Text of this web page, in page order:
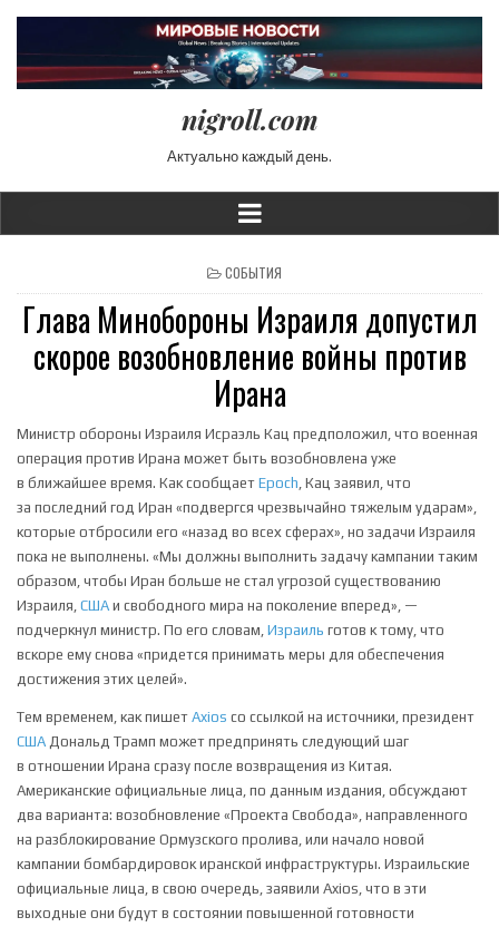
nigroll.com
Актуально каждый день.
POSTED IN
СОБЫТИЯ
Глава Минобороны Израиля допустил
скорое возобновление войны против
Ирана
Министр обороны Израиля Исраэль Кац предположил, что военная
операция против Ирана может быть возобновлена уже
в ближайшее время. Как сообщает Epoch, Кац заявил, что
за последний год Иран «подвергся чрезвычайно тяжелым ударам»,
которые отбросили его «назад во всех сферах», но задачи Израиля
пока не выполнены. «Мы должны выполнить задачу кампании таким
образом, чтобы Иран больше не стал угрозой существованию
Израиля, США и свободного мира на поколение вперед», —
подчеркнул министр. По его словам, Израиль готов к тому, что
вскоре ему снова «придется принимать меры для обеспечения
достижения этих целей».
Тем временем, как пишет Axios со ссылкой на источники, президент
США Дональд Трамп может предпринять следующий шаг
в отношении Ирана сразу после возвращения из Китая.
Американские официальные лица, по данным издания, обсуждают
два варианта: возобновление «Проекта Свобода», направленного
на разблокирование Ормузского пролива, или начало новой
кампании бомбардировок иранской инфраструктуры. Израильские
официальные лица, в свою очередь, заявили Axios, что в эти
выходные они будут в состоянии повышенной готовности